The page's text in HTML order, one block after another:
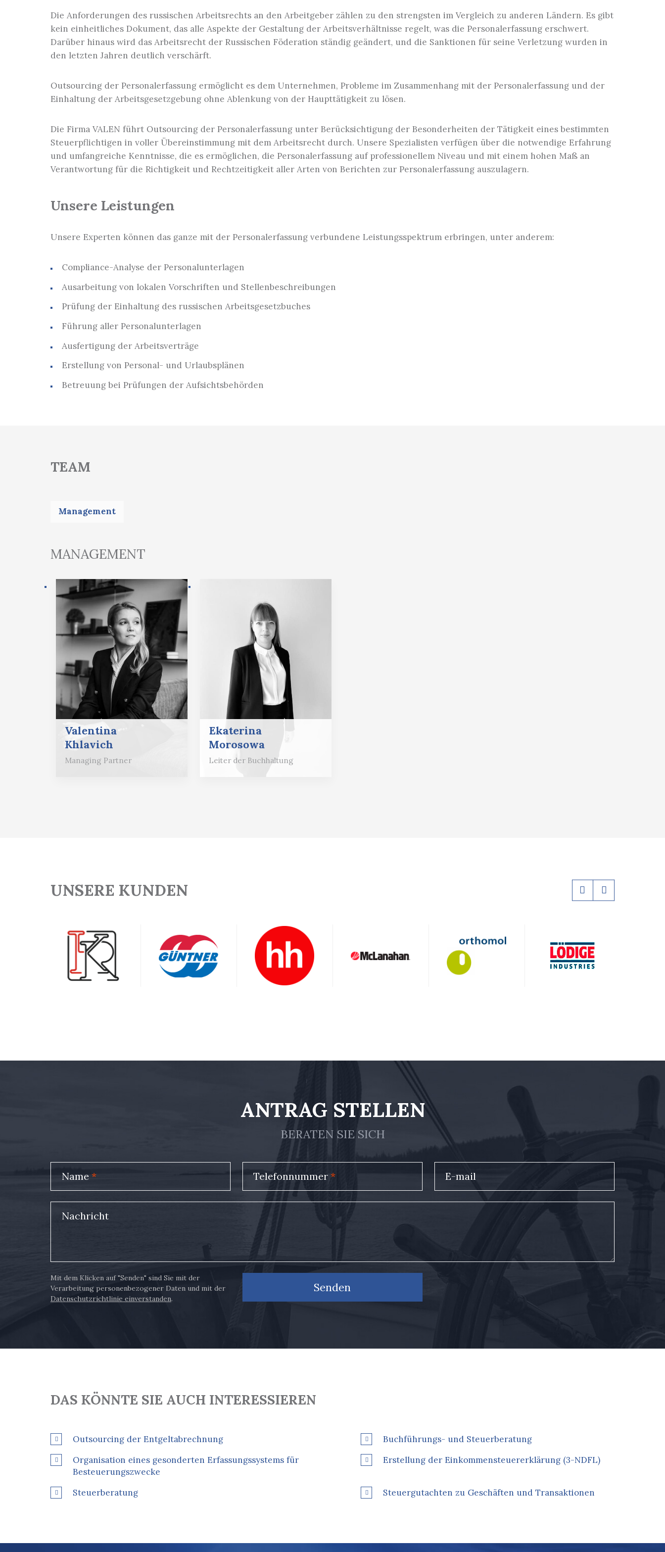
Buchführung für Einzelunternehmer
Die Anforderungen des russischen Arbeitsrechts an den Arbeitgeber zählen zu den strengsten im Vergleich zu anderen Ländern. Es gibt
kein einheitliches Dokument, das alle Aspekte der Gestaltung der Arbeitsverhältnisse regelt, was die Personalerfassung erschwert.
Darüber hinaus wird das Arbeitsrecht der Russischen Föderation ständig geändert, und die Sanktionen für seine Verletzung wurden in
den letzten Jahren deutlich verschärft.
Outsourcing der Personalerfassung ermöglicht es dem Unternehmen, Probleme im Zusammenhang mit der Personalerfassung und der
Einhaltung der Arbeitsgesetzgebung ohne Ablenkung von der Haupttätigkeit zu lösen.
Die Firma VALEN führt Outsourcing der Personalerfassung unter Berücksichtigung der Besonderheiten der Tätigkeit eines bestimmten
Steuerpflichtigen in voller Übereinstimmung mit dem Arbeitsrecht durch. Unsere Spezialisten verfügen über die notwendige Erfahrung
und umfangreiche Kenntnisse, die es ermöglichen, die Personalerfassung auf professionellem Niveau und mit einem hohen Maß an
Verantwortung für die Richtigkeit und Rechtzeitigkeit aller Arten von Berichten zur Personalerfassung auszulagern.
Unsere Leistungen
Unsere Experten können das ganze mit der Personalerfassung verbundene Leistungsspektrum erbringen, unter anderem:
Compliance-Analyse der Personalunterlagen
Ausarbeitung von lokalen Vorschriften und Stellenbeschreibungen
Prüfung der Einhaltung des russischen Arbeitsgesetzbuches
Führung aller Personalunterlagen
Ausfertigung der Arbeitsverträge
Erstellung von Personal- und Urlaubsplänen
Betreuung bei Prüfungen der Aufsichtsbehörden
TEAM
Management
MANAGEMENT
Valentina
Khlavich
Managing Partner
Ekaterina
Morosowa
Leiter der Buchhaltung
UNSERE KUNDEN
ANTRAG STELLEN
BERATEN SIE SICH
Name * Telefonnummer* E-mail
Nachricht
Senden
Mit dem Klicken auf "Senden" sind Sie mit der
Verarbeitung personenbezogener Daten und mit der
Datenschutzrichtlinie einverstanden.
DAS KÖNNTE SIE AUCH INTERESSIEREN
Outsourcing der Entgeltabrechnung
Buchführungs- und Steuerberatung
Organisation eines gesonderten Erfassungssystems für
Besteuerungszwecke
Erstellung der Einkommensteuererklärung (3-NDFL)
Steuerberatung Steuergutachten zu Geschäften und Transaktionen